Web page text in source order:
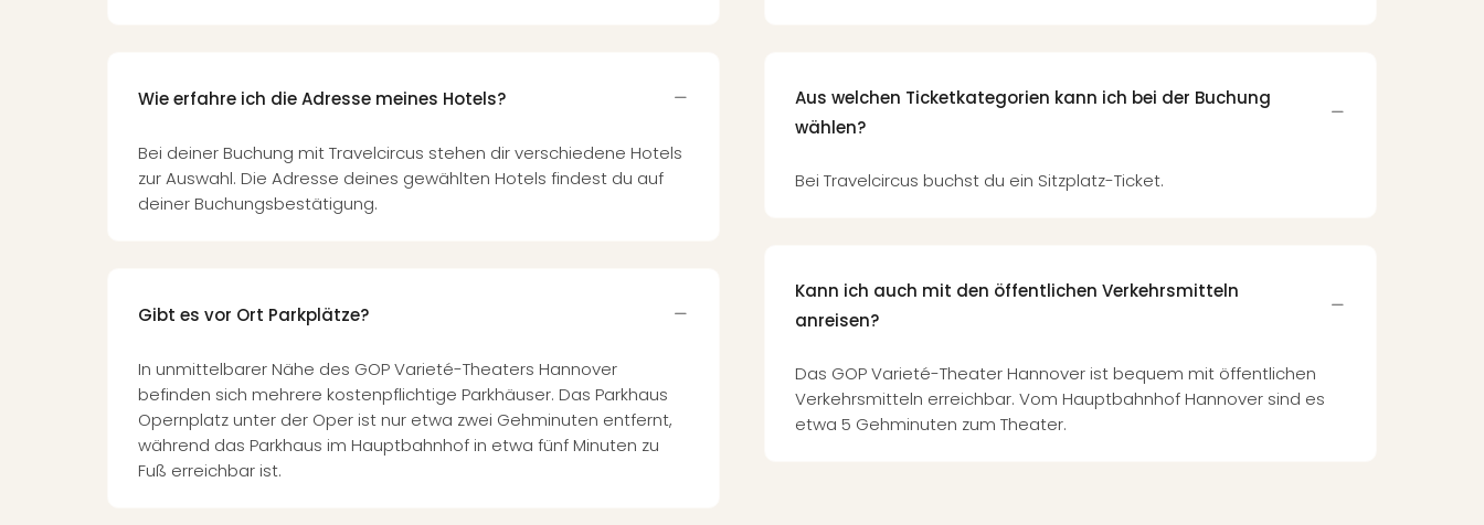
Wie erfahre ich die Adresse meines Hotels?
Bei deiner Buchung mit Travelcircus stehen dir verschiedene Hotels
zur Auswahl. Die Adresse deines gewählten Hotels findest du auf
deiner Buchungsbestätigung.
Gibt es vor Ort Parkplätze?
In unmittelbarer Nähe des GOP Varieté-Theaters Hannover
befinden sich mehrere kostenpflichtige Parkhäuser. Das Parkhaus
Opernplatz unter der Oper ist nur etwa zwei Gehminuten entfernt,
während das Parkhaus im Hauptbahnhof in etwa fünf Minuten zu
Fuß erreichbar ist.
Aus welchen Ticketkategorien kann ich bei der Buchung
wählen?
Bei Travelcircus buchst du ein Sitzplatz-Ticket.
Kann ich auch mit den öffentlichen Verkehrsmitteln
anreisen?
Das GOP Varieté-Theater Hannover ist bequem mit öffentlichen
Verkehrsmitteln erreichbar. Vom Hauptbahnhof Hannover sind es
etwa 5 Gehminuten zum Theater.